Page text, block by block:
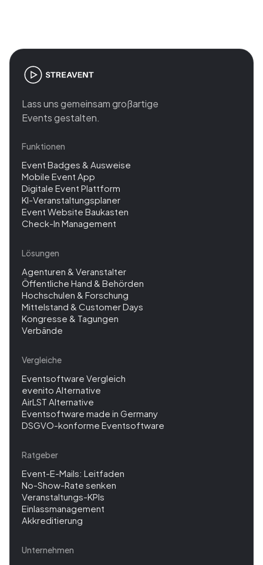
Lass uns gemeinsam großartige
Events gestalten.
Funktionen
Event Badges & Ausweise
Mobile Event App
Digitale Event Plattform
KI-Veranstaltungsplaner
Event Website Baukasten
Check-In Management
Lösungen
Agenturen & Veranstalter
Öffentliche Hand & Behörden
Hochschulen & Forschung
Mittelstand & Customer Days
Kongresse & Tagungen
Verbände
Vergleiche
Eventsoftware Vergleich
evenito Alternative
AirLST Alternative
Eventsoftware made in Germany
DSGVO-konforme Eventsoftware
Ratgeber
Event-E-Mails: Leitfaden
No-Show-Rate senken
Veranstaltungs-KPIs
Einlassmanagement
Akkreditierung
Unternehmen